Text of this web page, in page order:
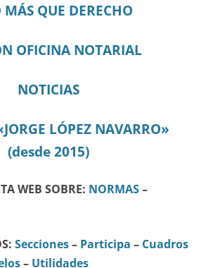
MÁS QUE DERECHO
OFICINA NOTARIAL
NOTICIAS
LÓPEZ NAVARRO»
(desde 2015)
WEB SOBRE: NORMAS–
Secciones– Participa – Cuadros
– Utilidades